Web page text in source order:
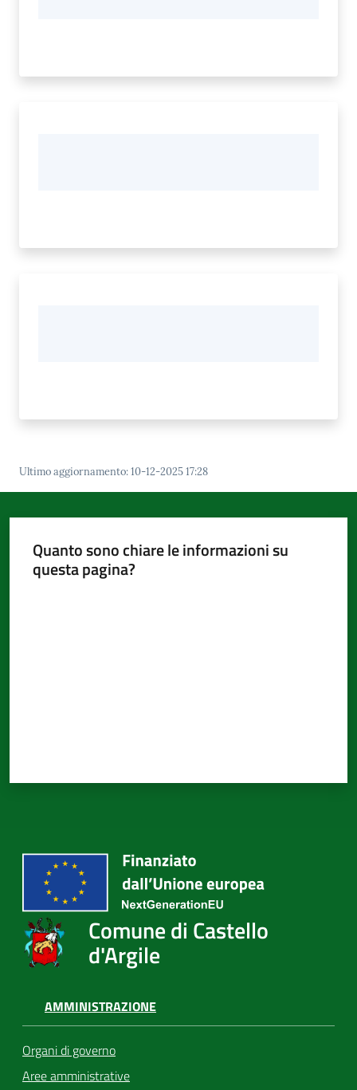
Ultimo aggiornamento:10-12-2025 17:28
Quanto sono chiare le informazioni su
questa pagina?
Comune di Castello
d'Argile
AMMINISTRAZIONE
Organi di governo
Aree amministrative